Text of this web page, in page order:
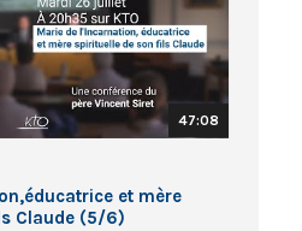
47:08
et mère
Claude (5/6)